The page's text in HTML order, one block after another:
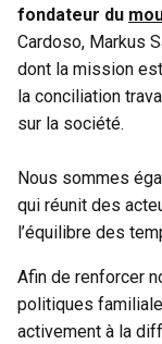
fondateur du
Cardoso, Markus
dont la mission
la conciliation
sur la société.
Nous sommes
qui réunit des
l’équilibre des
Afin de renforcer
politiques
activement à la